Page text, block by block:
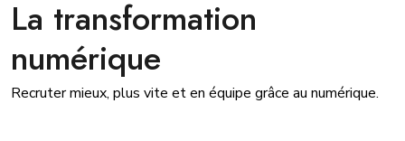
La transformation
numérique
Recruter mieux, plus vite et en équipe grâce au numérique.